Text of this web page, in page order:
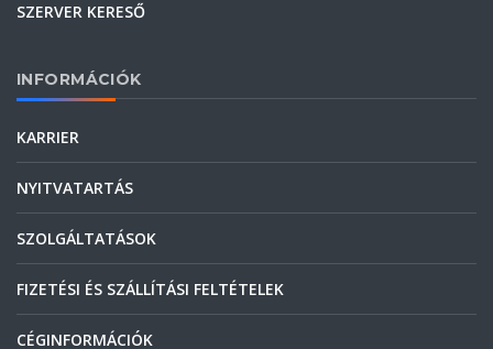
SZERVER KERESŐ
INFORMÁCIÓK
KARRIER
NYITVATARTÁS
SZOLGÁLTATÁSOK
FIZETÉSI ÉS SZÁLLÍTÁSI FELTÉTELEK
CÉGINFORMÁCIÓK